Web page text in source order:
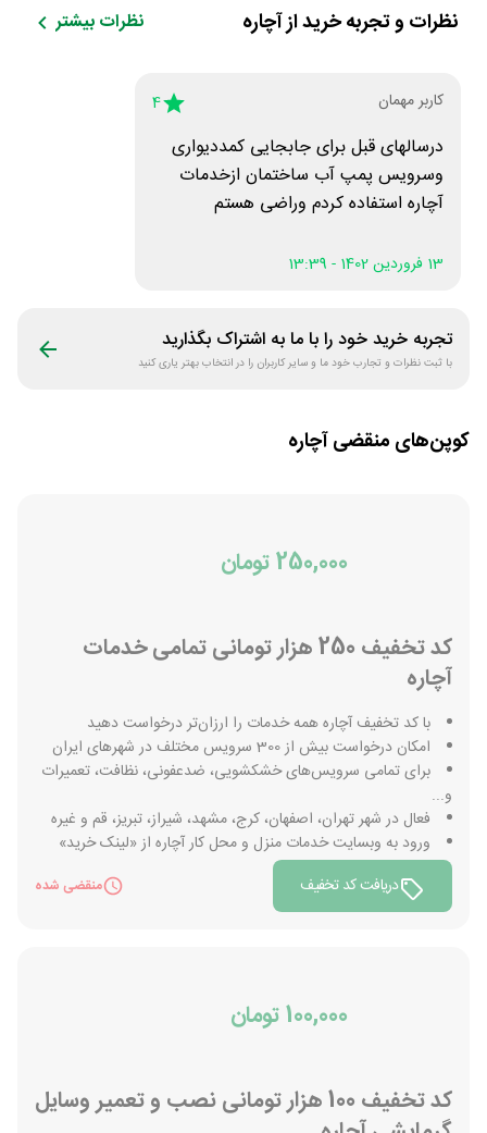
نظرات و تجربه خرید ازآچاره نظرات بیشتر
کاربر مهمان 4
درسالهای قبل برای جابجایی کمددیواری
وسرویس پمپ آب ساختمان ازخدمات
آچاره استفاده کردم وراضی هستم
13 فروردین 1402 - 13:39
تجربه خرید خود را با ما به اشتراک بگذارید
با ثبت نظرات و تجارب خود ما و سایر کاربران را در انتخاب بهتر یاری کنید
کوپن‌های منقضیآچاره
250,000 تومان
کد تخفیف 250 هزار تومانی تمامی خدمات
آچاره
با کد تخفیف آچاره همه خدمات را ارزان‌تر درخواست دهید
امکان درخواست بیش از 300 سرویس مختلف در شهرهای ایران
برای تمامی سرویس‌های خشکشویی، ضدعفونی، نظافت، تعمیرات
و...
فعال در شهر تهران، اصفهان، کرج، مشهد، شیراز، تبریز، قم و غیره
ورود به وبسایت خدمات منزل و محل کار آچاره از «لینک خرید»
دریافت کد تخفیف
منقضی شده
100,000 تومان
کد تخفیف 100 هزار تومانی نصب و تعمیر وسایل